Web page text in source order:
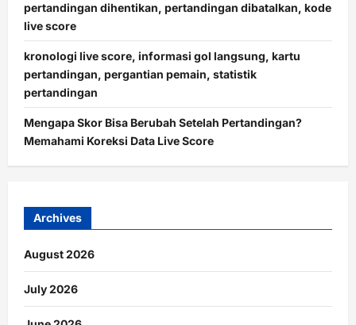
pertandingan dihentikan, pertandingan dibatalkan, kode
live score
kronologi live score, informasi gol langsung, kartu
pertandingan, pergantian pemain, statistik
pertandingan
Mengapa Skor Bisa Berubah Setelah Pertandingan?
Memahami Koreksi Data Live Score
Archives
August 2026
July 2026